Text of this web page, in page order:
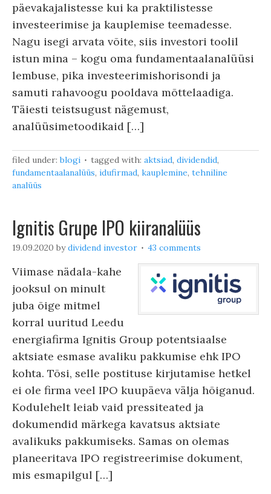
päevakajalistesse kui ka praktilistesse
investeerimise ja kauplemise teemadesse.
Nagu isegi arvata võite, siis investori toolil
istun mina – kogu oma fundamentaalanalüüsi
lembuse, pika investeerimishorisondi ja
samuti rahavoogu pooldava mõttelaadiga.
Täiesti teistsugust nägemust,
analüüsimetoodikaid […]
filed under:blogi tagged with: aktsiad, dividendid,
fundamentaalanalüüs, idufirmad, kauplemine, tehniline
analüüs
Ignitis Grupe IPO kiiranalüüs
19.09.2020 bydividend investor 43 comments
Viimase nädala-kahe
jooksul on minult
juba õige mitmel
korral uuritud Leedu
energiafirma Ignitis Group potentsiaalse
aktsiate esmase avaliku pakkumise ehk IPO
kohta. Tõsi, selle postituse kirjutamise hetkel
ei ole firma veel IPO kuupäeva välja hõiganud.
Kodulehelt leiab vaid pressiteated ja
dokumendid märkega kavatsus aktsiate
avalikuks pakkumiseks. Samas on olemas
planeeritava IPO registreerimise dokument,
mis esmapilgul […]